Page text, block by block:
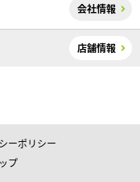
会社情報
店舗情報
ーポリシー
プ